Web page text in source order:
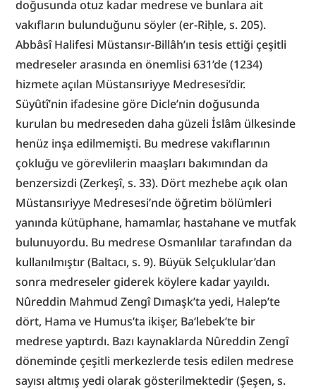
doğusunda otuz kadar medrese ve bunlara ait
vakıfların bulunduğunu söyler (er-Riḥle, s. 205).
Abbâsî Halifesi Müstansır-Billâh’ın tesis ettiği çeşitli
medreseler arasında en önemlisi 631’de (1234)
hizmete açılan Müstansıriyye Medresesi’dir.
Süyûtî’nin ifadesine göre Dicle’nin doğusunda
kurulan bu medreseden daha güzeli İslâm ülkesinde
henüz inşa edilmemişti. Bu medrese vakıflarının
çokluğu ve görevlilerin maaşları bakımından da
benzersizdi (Zerkeşî, s. 33). Dört mezhebe açık olan
Müstansıriyye Medresesi’nde öğretim bölümleri
yanında kütüphane, hamamlar, hastahane ve mutfak
bulunuyordu. Bu medrese Osmanlılar tarafından da
kullanılmıştır (Baltacı, s. 9). Büyük Selçuklular’dan
sonra medreseler giderek köylere kadar yayıldı.
Nûreddin Mahmud Zengî Dımaşk’ta yedi, Halep’te
dört, Hama ve Humus’ta ikişer, Ba‘lebek’te bir
medrese yaptırdı. Bazı kaynaklarda Nûreddin Zengî
döneminde çeşitli merkezlerde tesis edilen medrese
sayısı altmış yedi olarak gösterilmektedir (Şeşen, s.